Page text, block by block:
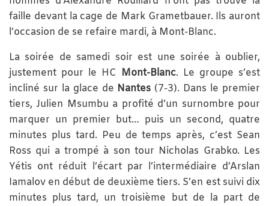
faille devant la cage de Mark Grametbauer. Ils auront
l’occasion de se refaire mardi, à Mont-Blanc.
La soirée de samedi soir est une soirée à oublier,
justement pour le HC Mont-Blanc. Le groupe s’est
incliné sur la glace de Nantes (7-3). Dans le premier
tiers, Julien Msumbu a profité d’un surnombre pour
marquer un premier but… puis un second, quatre
minutes plus tard. Peu de temps après, c’est Sean
Ross qui a trompé à son tour Nicholas Grabko. Les
Yétis ont réduit l’écart par l’intermédiaire d’Arslan
Iamalov en début de deuxième tiers. S’en est suivi dix
minutes plus tard, un troisième but de la part de